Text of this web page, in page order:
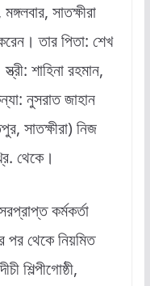
সাতক্ষীরা
তার পিতা: শেখ
শাহিনা রহমান,
নুসরাত জাহান
সাতক্ষীরা) নিজ
থেকে।
কর্মকর্তা
পর থেকে নিয়মিত
শিল্পীগোষ্ঠী,